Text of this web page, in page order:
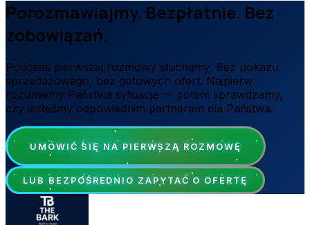
Porozmawiajmy. Bezpłatnie. Bez
zobowiązań.
Podczas pierwszej rozmowy słuchamy. Bez pokazu
sprzedażowego, bez gotowych ofert. Najpierw
rozumiemy Państwa sytuację — potem sprawdzamy,
czy jesteśmy odpowiednim partnerem dla Państwa.
UMÓWIĆ SIĘ NA PIERWSZĄ ROZMOWĘ
LUB BEZPOŚREDNIO ZAPYTAĆ O OFERTĘ